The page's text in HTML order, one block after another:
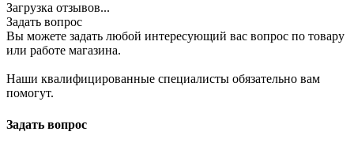
Загрузка отзывов...
Задать вопрос
Вы можете задать любой интересующий вас вопрос по товару
или работе магазина.
Наши квалифицированные специалисты обязательно вам
помогут.
Задать вопрос